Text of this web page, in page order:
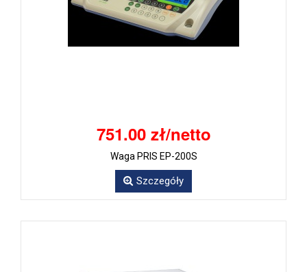
751.00 zł/netto
Waga PRIS EP-200S
Szczegóły